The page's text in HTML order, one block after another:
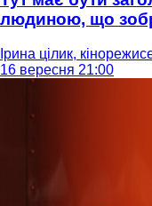
людиною, що
Ірина цілик,
16 вересня 21:00